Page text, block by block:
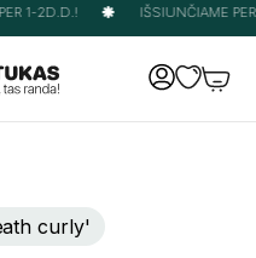
1-2D.D.! IŠSIUNČIAME
curly'